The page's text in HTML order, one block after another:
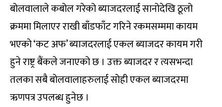
बोलवालाले कबोल गरेको ब्याजदरलाई सानोदेखि ठूलो
क्रममा मिलाएर राखी बाँडफाँट गरिने रकमसम्ममा कायम
भएको ‘कट अफ’ ब्याजदरलाई एकल ब्याजदर कायम गरी
हुने राष्ट्र बैंकले जनाएको छ । उक्त ब्याजदर र त्यसभन्दा
तलका सबै बोलवालाहरुलाई सोही एकल ब्याजदरमा
ऋणपत्र उपलब्ध हुनेछ ।